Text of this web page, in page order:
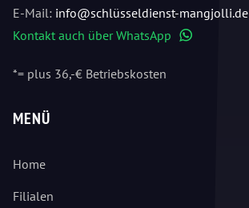
E-Mail: info@schlüsseldienst-mangjolli.de
Kontakt auch über WhatsApp
*= plus 36,-€ Betriebskosten
MENÜ
Home
Filialen